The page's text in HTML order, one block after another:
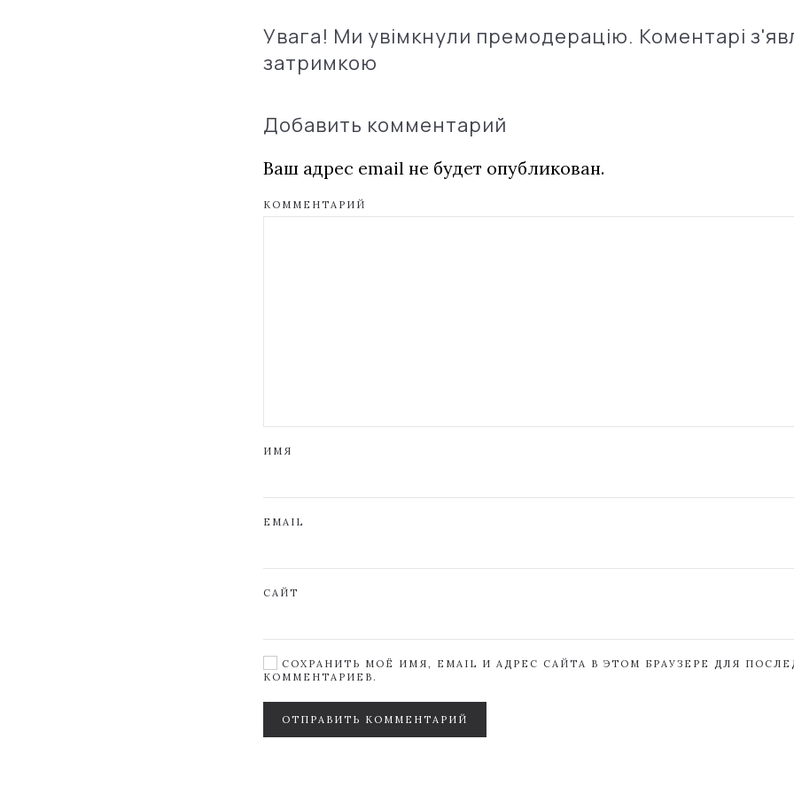
Увага! Ми увімкнули премодерацію. Коментарі
затримкою
Добавить комментарий
Ваш адрес email не будет опубликован.
КОММЕНТАРИЙ
ИМЯ
EMAIL
САЙТ
СОХРАНИТЬ МОЁ ИМЯ, EMAIL И АДРЕС САЙТА В ЭТОМ БРАУЗЕРЕ ДЛЯ
КОММЕНТАРИЕВ.
ОТПРАВИТЬ КОММЕНТАРИЙ